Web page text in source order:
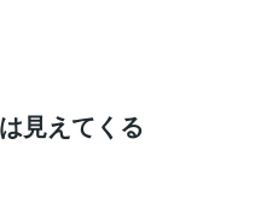
見えてくる